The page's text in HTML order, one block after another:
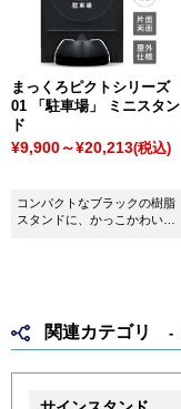
まっくろピクトシリーズ
01 「駐車場」 ミニスタン
ド
¥9,900～¥20,213(税込)
コンパクトなブラックの樹脂
スタンドに、かっこかわいい
関連カテゴリ